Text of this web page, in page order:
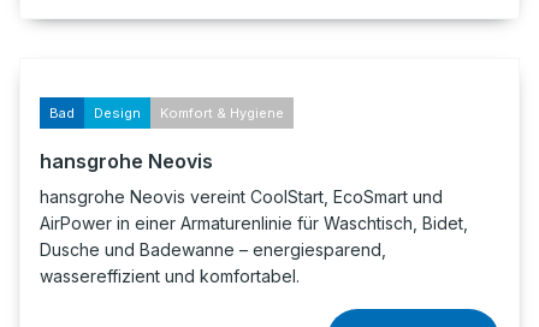
Bad Design Komfort & Hygiene
hansgrohe Neovis
hansgrohe Neovis vereint CoolStart, EcoSmart und
AirPower in einer Armaturenlinie für Waschtisch, Bidet,
Dusche und Badewanne – energiesparend,
wassereffizient und komfortabel.